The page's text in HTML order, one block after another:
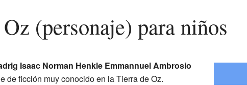
Oz (personaje) para niños
Isaac Norman Henkle Emmannuel Ambrosio
de ficción muy conocido en la Tierra de Oz.